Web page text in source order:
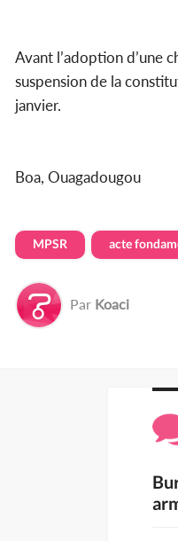
Avant l’adoption d’une
suspension de la
janvier.
Boa, Ouagadougou
MPSR acte
Par Koaci